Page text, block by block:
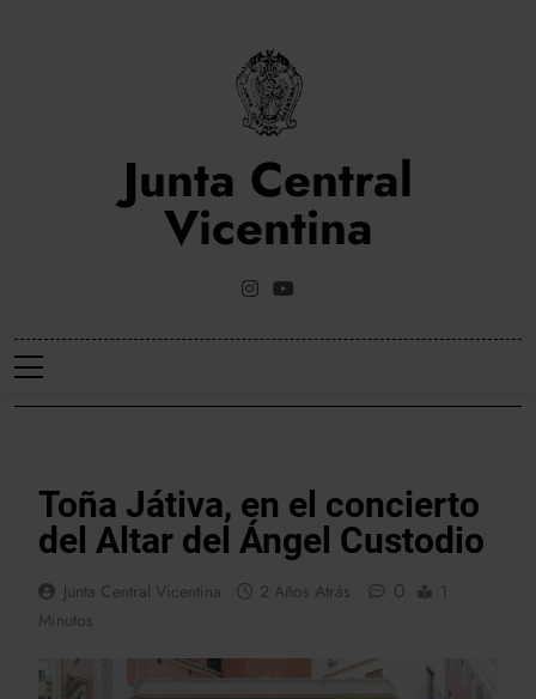
Junta Central
Vicentina
Web Oficial De La Junta Central Vicentina De Valencia
Toña Játiva, en el concierto
del Altar del Ángel Custodio
Junta Central Vicentina 2 Años Atrás 0
1
Minutos